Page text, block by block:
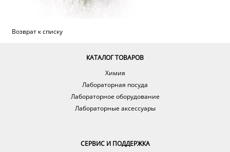
Возврат к списку
КАТАЛОГ ТОВАРОВ
Химия
Лабораторная посуда
Лабораторное оборудование
Лабораторные аксессуары
СЕРВИС И ПОДДЕРЖКА